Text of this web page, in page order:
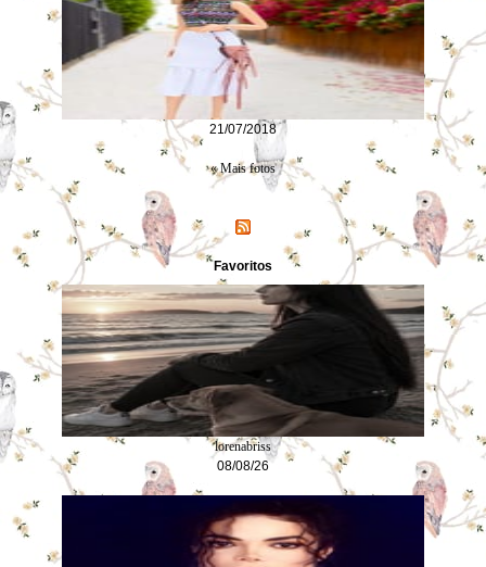
21/07/2018
« Mais fotos
Favoritos
lorenabriss
08/08/26